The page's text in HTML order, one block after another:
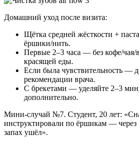
Домашний уход после визита:
Щётка средней жёсткости +
ёршики/нить.
Первые 2–3 часа — без кофе/
красящей еды.
Если была чувствительность —
рекомендации врача.
С брекетами — уделяйте 2–3
дополнительно.
Мини-случай №7. Студент, 20 лет:
инструктировали по ёршикам — через
запах ушёл».